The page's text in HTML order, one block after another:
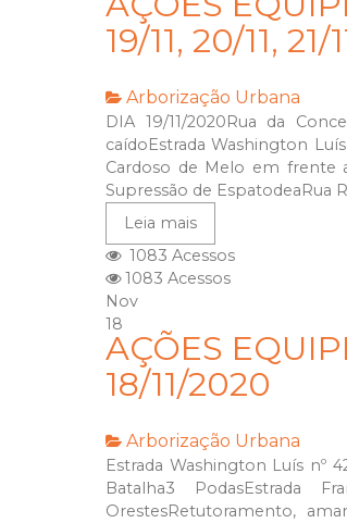
19/11, 20/11,
Arborização Urbana
DIA 19/11/2020Rua da
caídoEstrada Washington
Cardoso de Melo em frente
Supressão de EspatodeaRua
Leia mais
1083 Acessos
1083 Acessos
Nov
18
AÇÕES
18/11/2020
Arborização Urbana
Estrada Washington Luís nº
Batalha3 PodasEstrada
OrestesRetutoramento,